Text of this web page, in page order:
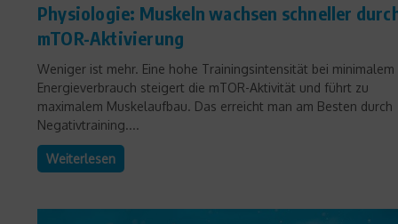
Physiologie: Muskeln wachsen schneller
mTOR-Aktivierung
Weniger ist mehr. Eine hohe Trainingsintensität bei minimalem
Energieverbrauch steigert die mTOR-Aktivität und führt zu
maximalem Muskelaufbau. Das erreicht man am Besten durch
Negativtraining....
Weiterlesen